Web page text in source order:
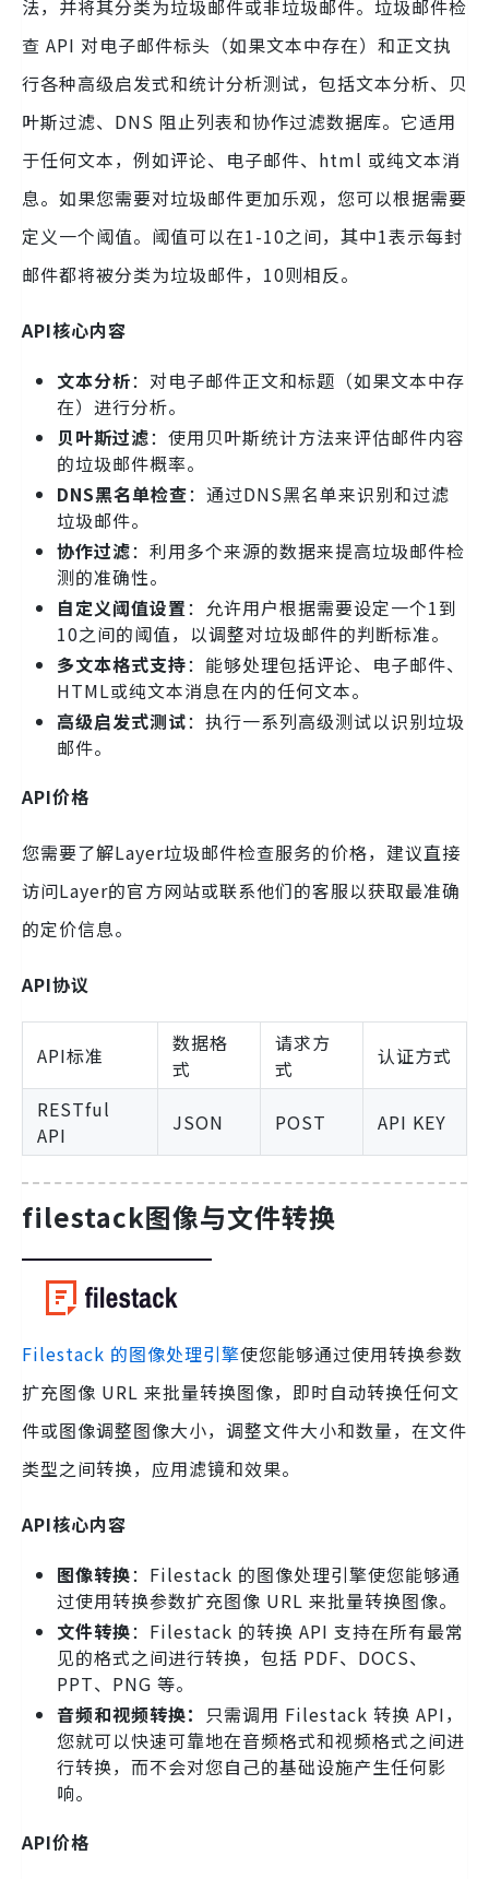
法，并将其分类为垃圾邮件或非垃圾邮件。垃圾邮件检
查 API 对电子邮件标头（如果文本中存在）和正文执
行各种高级启发式和统计分析测试，包括文本分析、贝
叶斯过滤、DNS 阻止列表和协作过滤数据库。它适用
于任何文本，例如评论、电子邮件、html 或纯文本消
息。如果您需要对垃圾邮件更加乐观，您可以根据需要
定义一个阈值。阈值可以在1-10之间，其中1表示每封
邮件都将被分类为垃圾邮件，10则相反。
API核心内容
文本分析：对电子邮件正文和标题（如果文本中存
在）进行分析。
贝叶斯过滤：使用贝叶斯统计方法来评估邮件内容
的垃圾邮件概率。
DNS黑名单检查：通过DNS黑名单来识别和过滤
垃圾邮件。
协作过滤：利用多个来源的数据来提高垃圾邮件检
测的准确性。
自定义阈值设置：允许用户根据需要设定一个1到
10之间的阈值，以调整对垃圾邮件的判断标准。
多文本格式支持：能够处理包括评论、电子邮件、
HTML或纯文本消息在内的任何文本。
高级启发式测试：执行一系列高级测试以识别垃圾
邮件。
API价格
您需要了解Layer垃圾邮件检查服务的价格，建议直接
访问Layer的官方网站或联系他们的客服以获取最准确
的定价信息。
API协议
API标准
数据格
式
请求方
式
认证方式
RESTful
API
JSON POST API KEY
filestack图像与文件转换
Filestack 的图像处理引擎使您能够通过使用转换参数
扩充图像 URL 来批量转换图像，即时自动转换任何文
件或图像调整图像大小，调整文件大小和数量，在文件
类型之间转换，应用滤镜和效果。
API核心内容
图像转换：Filestack 的图像处理引擎使您能够通
过使用转换参数扩充图像 URL 来批量转换图像。
文件转换：Filestack 的转换 API 支持在所有最常
见的格式之间进行转换，包括 PDF、DOCS、
PPT、PNG 等。
音频和视频转换： 只需调用 Filestack 转换 API，
您就可以快速可靠地在音频格式和视频格式之间进
行转换，而不会对您自己的基础设施产生任何影
响。
API价格